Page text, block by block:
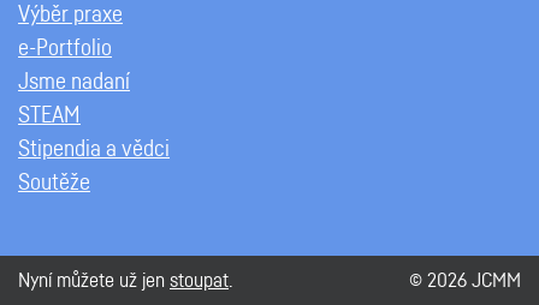
Výběr praxe
e-Portfolio
Jsme nadaní
STEAM
Stipendia a vědci
Soutěže
Nyní můžete už jen stoupat © 2026 JCMM